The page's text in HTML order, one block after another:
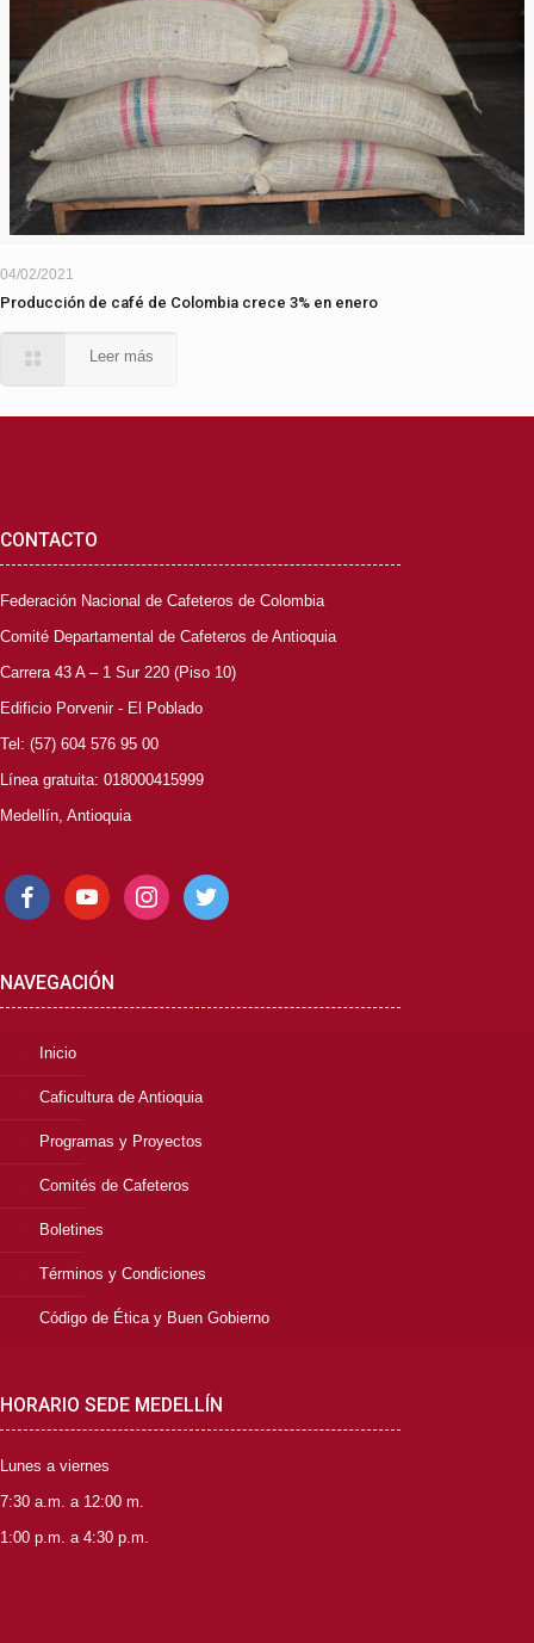
04/02/2021
Producción de café de Colombia crece 3% en enero
Leer más
CONTACTO
Federación Nacional de Cafeteros de Colombia
Comité Departamental de Cafeteros de Antioquia
Carrera 43 A – 1 Sur 220 (Piso 10)
Edificio Porvenir - El Poblado
Tel: (57) 604 576 95 00
Línea gratuita: 018000415999
Medellín, Antioquia
facebookyoutube instagramtwitter
NAVEGACIÓN
Inicio
Caficultura de Antioquia
Programas y Proyectos
Comités de Cafeteros
Boletines
Términos y Condiciones
Código de Ética y Buen Gobierno
HORARIO SEDE MEDELLÍN
Lunes a viernes
7:30 a.m. a 12:00 m.
1:00 p.m. a 4:30 p.m.